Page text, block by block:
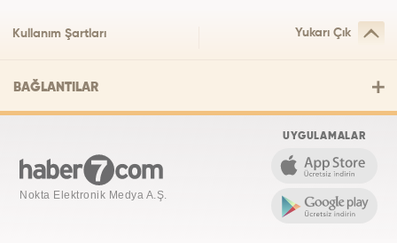
Kullanım Şartları Yukarı Çık
BAĞLANTILAR
Nokta Elektronik Medya A.Ş.
UYGULAMALAR